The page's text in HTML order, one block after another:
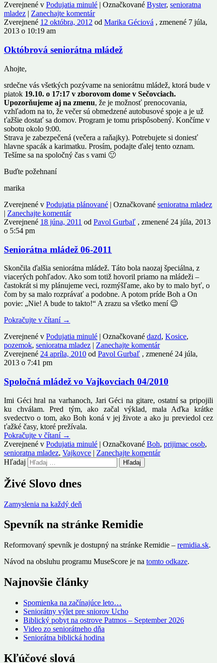
Zverejnené v Podujatia minulé | Označkované Byster, senioratna
mladez | Zanechajte komentár
Zverejnené 12 októbra, 2012 od Marika Géciová , zmenené 7 júla,
2013 o 10:19 am
Októbrová seniorátna mládež
Ahojte,
srdečne vás všetkých pozývame na seniorátnu mládež, ktorá bude v
piatok 19.10. o 17:17 v zborovom dome v Sečovciach.
Upozorňujeme aj na zmenu, že je možnosť prenocovania,
vzhľadom na to, že večer sú obmedzené autobusové spoje a je už
ťažšie dostať sa domov. Program je tomu prispôsobený. Končíme v
sobotu okolo 9:00.
Strava je zabezpečená (večera a raňajky). Potrebujete si doniesť
hlavne spacák a karimatku. Prosím, podajte ďalej tento oznam.
Tešíme sa na spoločný čas s vami 🙂
Buďte požehnaní
marika
Zverejnené v Podujatia plánované | Označkované senioratna mladez
| Zanechajte komentár
Zverejnené 18 júna, 2011 od Pavol Gurbaľ , zmenené 24 júla, 2013
o 5:54 pm
Seniorátna mládež 06-2011
Skončila ďalšia seniorátna mládež. Táto bola naozaj špeciálna, z
viacerých pohľadov. Ako som totiž hovoril priamo na mládeži –
častokrát si my plánujeme veci, rozmýšľame, ako by to malo byť, o
čom by sa malo rozprávať a podobne. A potom príde Boh a On
povie: „Nie! A bude to takto!“ A zrazu sa všetko mení 😉
Pokračujte v čítaní →
Zverejnené v Podujatia minulé | Označkované dazd, Kosice,
pozemok, senioratna mladez | Zanechajte komentár
Zverejnené 24 apríla, 2010 od Pavol Gurbaľ , zmenené 24 júla,
2013 o 7:41 pm
Spoločná mládež vo Vajkovciach 04/2010
Imi Géci hral na varhanoch, Jari Géci na gitare, ostatní sa pripojili
ku chválam. Pred tým, ako začal výklad, mala Aďka krátke
svedectvo o tom, ako Boh koná v jej živote a ako ju previedol cez
ťažké časy, ktoré prežívala.
Pokračujte v čítaní →
Zverejnené v Podujatia minulé | Označkované Boh, prijimac osob,
senioratna mladez, Vajkovce | Zanechajte komentár
Hľadaj
Živé Slovo dnes
Zamyslenia na každý deň
Spevník na stránke Remidie
Reformovaný spevník je dostupný na stránke Remidie – remidia.sk.
Návod na obsluhu programu MuseScore je na tomto odkaze.
Najnovšie články
Spomienka na začínajúce leto…
Seniorátny výlet pre sniorov Ucho
Biblický pobyt na ostrove Patmos – September 2026
Video zo seniorátneho dňa
Seniorátna biblická hodina
Kľúčové slová